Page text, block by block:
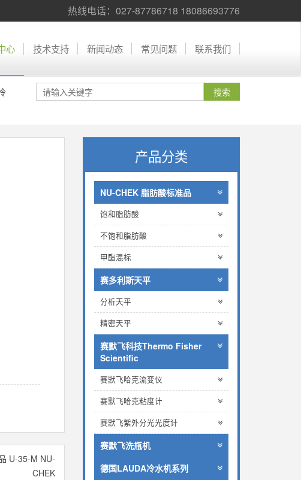
热线电话：027-87786718 18086693776
心 技术支持 新闻动态 常见问题 联系我们
U-35-M NU-
CHEK
产品分类
NU-CHEK 脂肪酸标准品
饱和脂肪酸
不饱和脂肪酸
甲酯混标
赛多利斯天平
分析天平
精密天平
赛默飞科技Thermo Fisher
Scientific
赛默飞哈克流变仪
赛默飞哈克粘度计
赛默飞紫外分光光度计
赛默飞洗瓶机
德国LAUDA冷水机系列